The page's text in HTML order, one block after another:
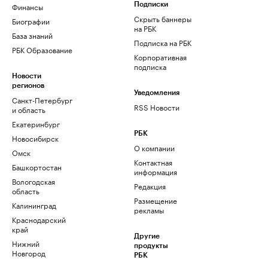
Финансы
Биографии
База знаний
РБК Образование
Новости
регионов
Санкт-Петербург
и область
Екатеринбург
Новосибирск
Омск
Башкортостан
Вологодская
область
Калининград
Краснодарский
край
Нижний
Новгород
Подписки
Скрыть баннеры
на РБК
Подписка на РБК
Корпоративная
подписка
Уведомления
RSS Новости
РБК
О компании
Контактная
информация
Редакция
Размещение
рекламы
Другие
продукты
РБК